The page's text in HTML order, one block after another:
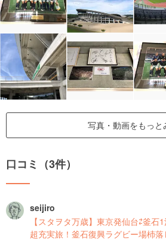
写真・動画をもっと
口コミ（3件）
seijiro
【スタヲタ万歳】東京発仙台⇄釜石
超充実旅！釜石復興ラグビー場杮落